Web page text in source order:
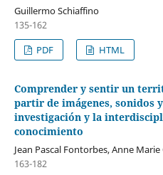
Guillermo Schiaffino
135-162
PDF
HTML
Comprender y sentir un
partir de imágenes, sonidos
investigación y la
conocimiento
Jean Pascal Fontorbes, Anne
163-182